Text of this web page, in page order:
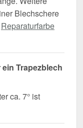
Blechschere
Reparaturfarbe
Trapezblech
ca. 7° ist